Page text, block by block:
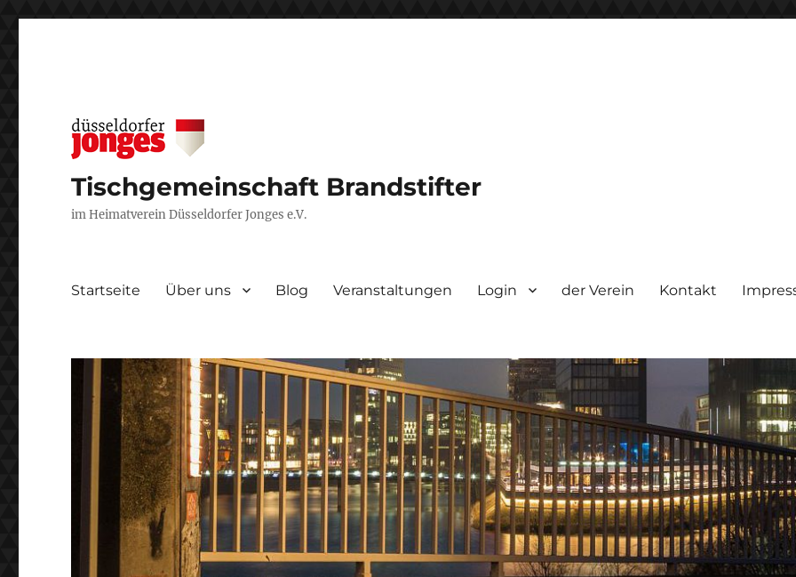
Tischgemeinschaft Brandstifter
im Heimatverein Düsseldorfer Jonges e.V.
Startseite Über uns Blog Veranstaltungen Login der Verein Kontakt